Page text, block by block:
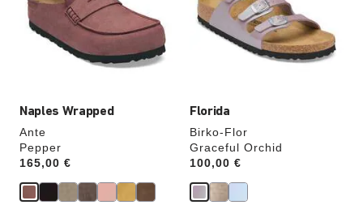
Naples Wrapped
Ante
Pepper
Price:
165,00 €
actualizará
cambiar
Florida
Birko-Flor
Graceful Orchid
Price:
100,00 €
actualizará